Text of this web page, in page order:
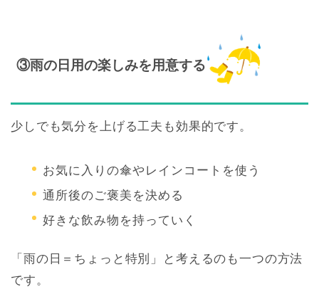
③雨の日用の楽しみを用意する
少しでも気分を上げる工夫も効果的です。
お気に入りの傘やレインコートを使う
通所後のご褒美を決める
好きな飲み物を持っていく
「雨の日＝ちょっと特別」と考えるのも一つの方法
です。